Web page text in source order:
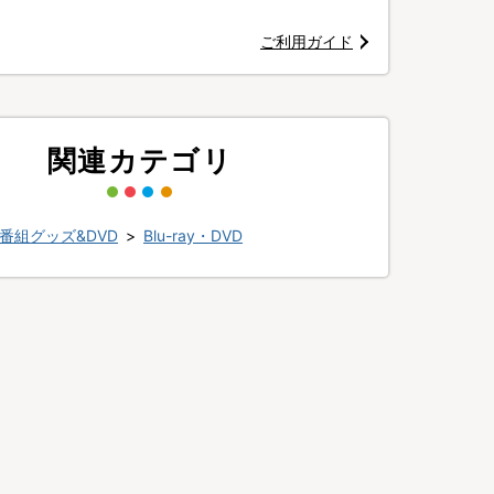
ご利用ガイド
関連カテゴリ
組グッズ&DVD > Blu-ray・DVD